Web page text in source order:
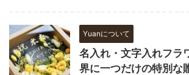
Yuanについて
名入れ・文字入れフラ
界に一つだけの特別な